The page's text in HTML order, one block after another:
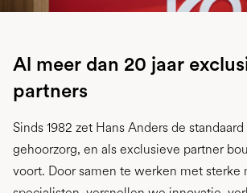
Al meer dan 20 jaar
partners
Sinds 1982 zet Hans Anders de
gehoorzorg, en als exclusieve partner
voort. Door samen te werken met sterke